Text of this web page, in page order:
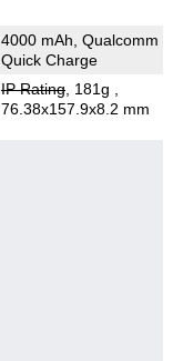
4000 mAh, Qualcomm
Quick Charge
IP Rating, 181g
76.38x157.9x8.2 mm